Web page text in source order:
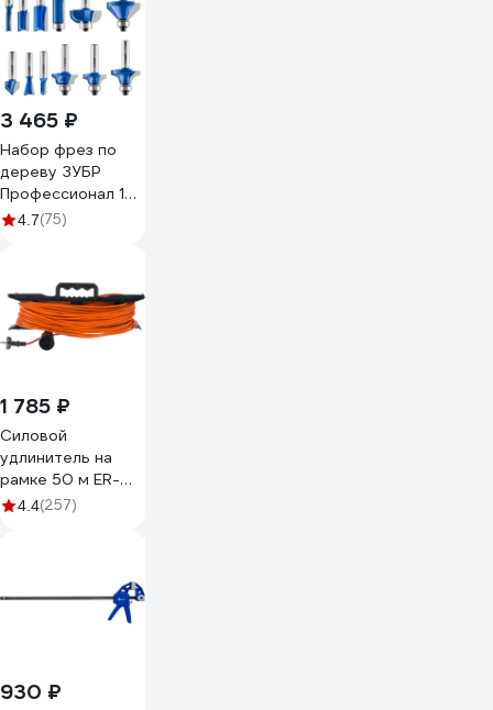
3 465 ₽
Набор фрез по
дереву ЗУБР
Профессионал 12
шт 28796-H12
4.7(75)
1 785 ₽
Силовой
удлинитель на
рамке 50 м ER-
50-001 GLANZEN
4.4(257)
930 ₽